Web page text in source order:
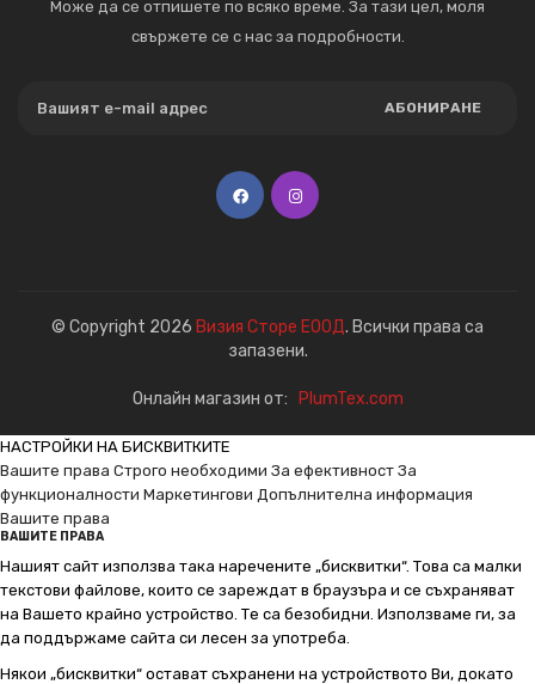
Може да се отпишете по всяко време. За тази цел, моля
свържете се с нас за подробности.
АБОНИРАНЕ
© Copyright 2026 Визия Сторе ЕООД. Всички права са
запазени.
Онлайн магазин от: PlumTex.com
НАСТРОЙКИ НА БИСКВИТКИТЕ
Вашите права Строго необходими За ефективност За
функционалности Маркетингови Допълнителна информация
Вашите права
ВАШИТЕ ПРАВА
Нашият сайт използва така наречените „бисквитки“. Това са малки
текстови файлове, които се зареждат в браузъра и се съхраняват
на Вашето крайно устройство. Те са безобидни. Използваме ги, за
да поддържаме сайта си лесен за употреба.
Някои „бисквитки“ остават съхранени на устройството Ви, докато